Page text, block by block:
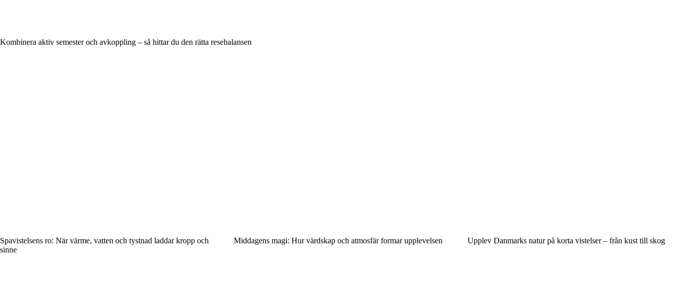
Kombinera aktiv semester och avkoppling – så hittar du den rätta resebalansen
Spavistelsens ro: När värme, vatten och tystnad laddar kropp och
sinne
Middagens magi: Hur värdskap och atmosfär formar upplevelsen Upplev Danmarks natur på korta vistelser – från kust till skog